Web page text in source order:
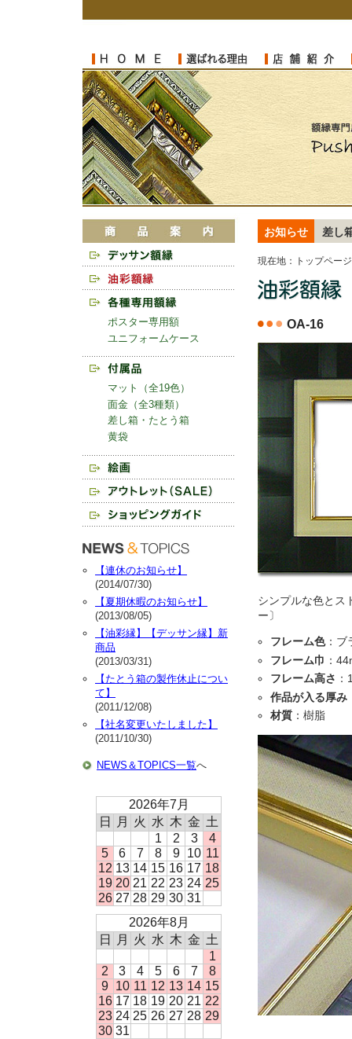
OA-16
シンプルな色とス
ー〕
フレーム色：ブ
フレーム巾 ：
フレーム高さ
作品が入る厚み
材質 ：樹脂
ポスター専用額
ユニフォームケース
マット（全19色）
面金（全3種類）
差し箱・たとう箱
黄袋
【連休のお知らせ】
(2014/07/30)
【夏期休暇のお知らせ】
(2013/08/05)
【油彩縁】【デッサン縁】新
商品
(2013/03/31)
【たとう箱の製作休止につい
て】
(2011/12/08)
【社名変更いたしました】
(2011/10/30)
NEWS＆TOPICS一覧へ
2026年7月
日
月 火 水 木 金 土
1
2 3
4
5
6 7 8 9 10 11
12 13 14 15 16 17 18
19 20 21 22 23 24 25
26 27 28 29 30 31
2026年8月
日
月 火 水 木 金 土
1
2
3 4 5 6 7
8
9 10 11 12 13 14 15
16 17 18 19 20 21 22
23 24 25 26 27 28 29
30 31
現在地： トップページ
お知らせ 差し